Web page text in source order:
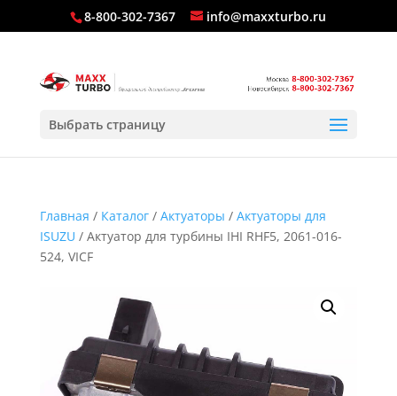
8-800-302-7367 info@maxxturbo.ru
Выбрать страницу
Главная / Каталог/ Актуаторы / Актуаторы для
ISUZU / Актуатор для турбины IHI RHF5, 2061-016-
524, VICF